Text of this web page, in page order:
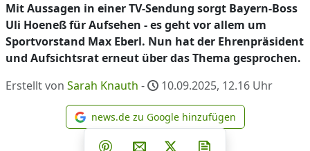
Mit Aussagen in einer TV-Sendung sorgt Bayern-Boss
Uli Hoeneß für Aufsehen - es geht vor allem um
Sportvorstand Max Eberl. Nun hat der Ehrenpräsident
und Aufsichtsrat erneut über das Thema gesprochen.
Erstellt von Sarah Knauth - 10.09.2025, 12.16 Uhr
news.de zu Google
news.de zu Google hinzufügen
Teilen auf Facebook
Teilen auf Whatsapp
Teilen auf Telegram
Teilen auf Pinterest
Per E-Mail teilen
Post auf X